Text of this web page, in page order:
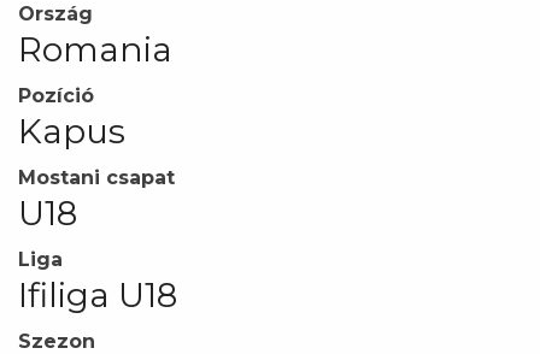
Ország
Romania
Pozíció
Kapus
Mostani csapat
U18
Liga
Ifiliga U18
Szezon